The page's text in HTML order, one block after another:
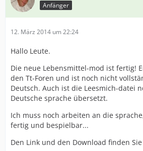
Anfänger
12. März 2014 um 22:24
Hallo Leute.
Die neue Lebensmittel-mod ist fertig!
den Tt-Foren und ist noch nicht
Deutsch. Auch ist die Leesmich-datei
Deutsche sprache übersetzt.
Ich muss noch arbeiten an die
fertig und bespielbar...
Den Link und den Download finden